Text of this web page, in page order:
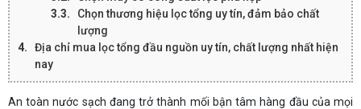
Chọn thương hiệu lọc tổng uy tín, đảm bảo chất
lượng
Địa chỉ mua lọc tổng đầu nguồn uy tín, chất lượng nhất hiện
nay
An toàn nước sạch đang trở thành mối bận tâm hàng đầu của mọi